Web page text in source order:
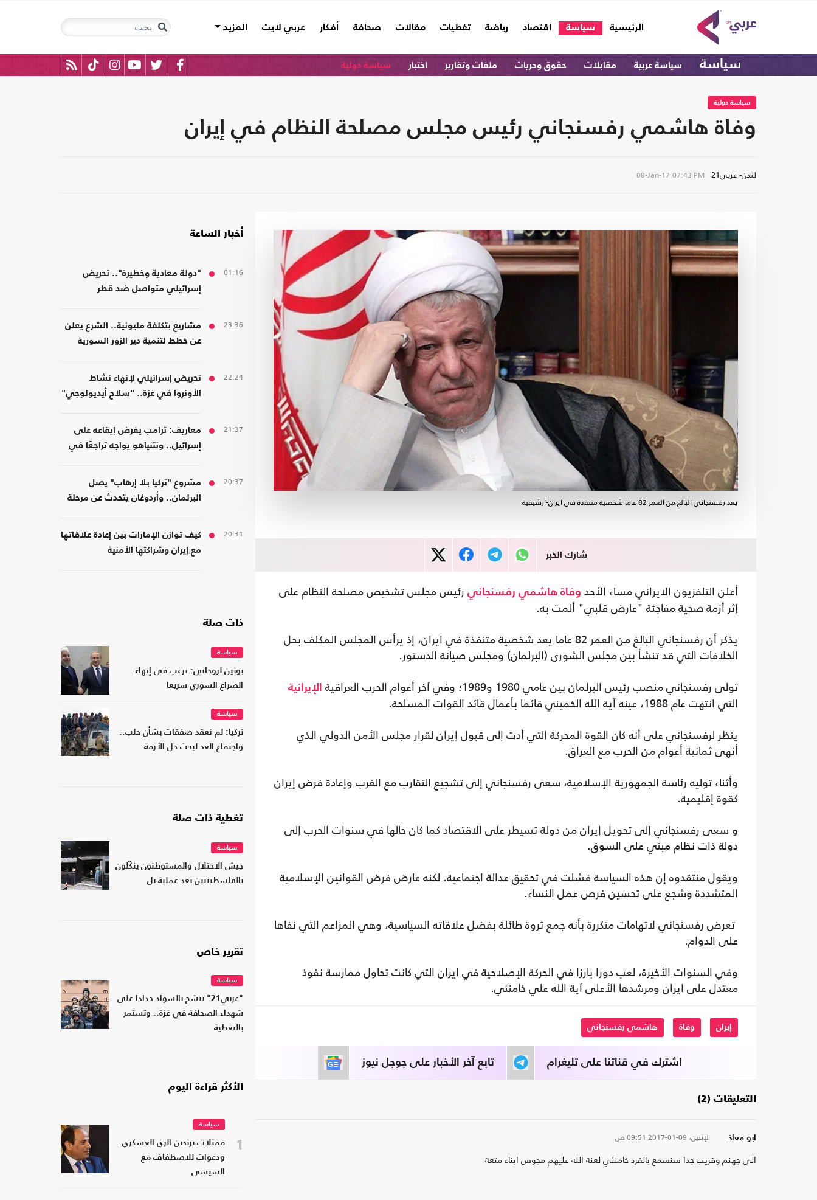
الرئيسية
(current) سياسة اقتصاد رياضة تغطيات مقالات صحافة أفكار عربي لايت المزيد
سياسة سياسة عربية مقابلات حقوق وحريات ملفات وتقارير اختبار سياسة دولية
سياسة دولية
وفاة هاشمي رفسنجاني رئيس مجلس مصلحة النظام في إيران
لندن- عربي21 08-Jan-17 07:43 PM
يعد رفسنجاني البالغ من العمر 82 عاما شخصية متنفذة في ايران-أرشيفية
شارك الخبر
أعلن التلفزيون الايراني مساء الأحد وفاة هاشمي رفسنجاني رئيس مجلس تشخيص مصلحة النظام على
إثر أزمة صحية مفاجئة "عارض قلبي" ألمت به.
يذكر أن رفسنجاني البالغ من العمر 82 عاما يعد شخصية متنفذة في ايران، إذ يرأس المجلس المكلف بحل
الخلافات التي قد تنشأ بين مجلس الشورى (البرلمان) ومجلس صيانة الدستور.
تولى رفسنجاني منصب رئيس البرلمان بين عامي 1980 و1989؛ وفي آخر أعوام الحرب العراقية
الإيرانية
التي انتهت عام 1988، عينه آية الله الخميني قائما بأعمال قائد القوات المسلحة.
ينظر لرفسنجاني على أنه كان القوة المحركة التي أدت إلى قبول إيران لقرار مجلس الأمن الدولي الذي
أنهى ثمانية أعوام من الحرب مع العراق.
وأثناء توليه رئاسة الجمهورية الإسلامية، سعى رفسنجاني إلى تشجيع التقارب مع الغرب وإعادة فرض إيران
كقوة إقليمية.
و سعى رفسنجاني إلى تحويل إيران من دولة تسيطر على الاقتصاد كما كان حالها في سنوات الحرب إلى
دولة ذات نظام مبني على السوق.
ويقول منتقدوه إن هذه السياسة فشلت في تحقيق عدالة اجتماعية. لكنه عارض فرض القوانين الإسلامية
المتشددة وشجع على تحسين فرص عمل النساء.
تعرض رفسنجاني لاتهامات متكررة بأنه جمع ثروة طائلة بفضل علاقاته السياسية، وهي المزاعم التي نفاها
على الدوام.
وفي السنوات الأخيرة، لعب دورا بارزا في الحركة الإصلاحية في ايران التي كانت تحاول ممارسة نفوذ
معتدل على ايران ومرشدها الأعلى آية الله علي خامنئي.
إيران وفاة هاشمي رفسنجاني
تابع آخر الأخبار على جوجل نيوز اشترك في قناتنا على تليغرام
التعليقات (2)
ابو معاذ الإثنين، 09-01-2017 09:51 ص
الى جهنم وقريب جدا سنسمع بالقرد خامنئي لعنة الله عليهم مجوس ابناء متعة
أخبار الساعة
01:16
"دولة معادية وخطيرة".. تحريض
إسرائيلي متواصل ضد قطر
23:36
مشاريع بتكلفة مليونية.. الشرع يعلن
عن خطط لتنمية دير الزور السورية
22:24
تحريض إسرائيلي لإنهاء نشاط
الأونروا في غزة.. "سلاح أيديولوجي"
21:37
معاريف: ترامب يفرض إيقاعه على
إسرائيل.. ونتنياهو يواجه تراجعًا في
20:37
مشروع "تركيا بلا إرهاب" يصل
البرلمان.. وأردوغان يتحدث عن مرحلة
20:31
كيف توازن الإمارات بين إعادة علاقاتها
مع إيران وشراكتها الأمنية
ذات صلة
سياسة
بوتين لروحاني: نرغب في إنهاء
الصراع السوري سريعا
سياسة
تركيا: لم نعقد صفقات بشأن حلب..
واجتماع الغد لبحث حل الأزمة
تغطية ذات صلة
سياسة
جيش الاحتلال والمستوطنون ينكّلون
بالفلسطينيين بعد عملية تل
تقرير خاص
سياسة
"عربي21" تتشح بالسواد حدادا على
شهداء الصحافة في غزة.. وتستمر
بالتغطية
الأكثر قراءة اليوم
1
سياسة
ممثلات يرتدين الزي العسكري..
ودعوات للاصطفاف مع
السيسي